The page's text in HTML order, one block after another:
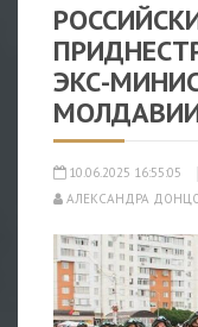
ЭКС-
10.06.2025 16:55:05
АЛЕКСАНДРА